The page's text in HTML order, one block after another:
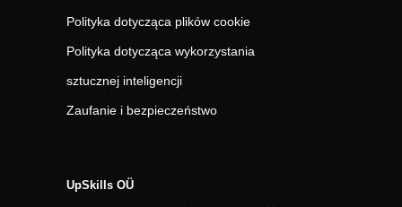
Polityka dotycząca plików cookie
Polityka dotycząca wykorzystania
sztucznej inteligencji
Zaufanie i bezpieczeństwo
UpSkills OÜ